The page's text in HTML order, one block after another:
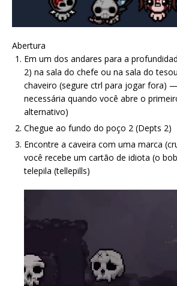
Abertura
Em um dos andares para a
2) na sala do chefe ou na sala do
chaveiro (segure ctrl para jogar fora)
necessária quando você abre o
alternativo)
Chegue ao fundo do poço 2 (Depts 2)
Encontre a caveira com uma marca
você recebe um cartão de idiota (o
telepila (tellepills)